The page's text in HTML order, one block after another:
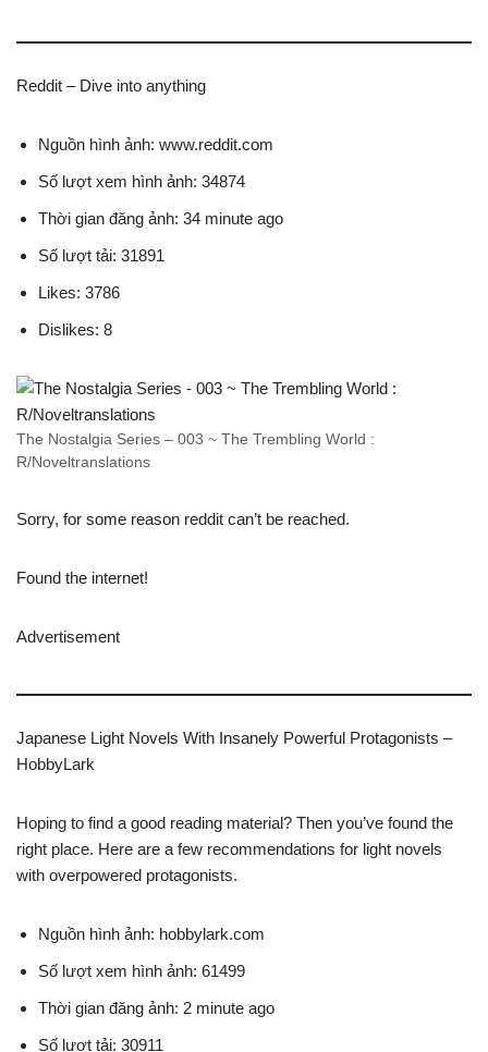
Reddit – Dive into anything
Nguồn hình ảnh: www.reddit.com
Số lượt xem hình ảnh: 34874
Thời gian đăng ảnh: 34 minute ago
Số lượt tải: 31891
Likes: 3786
Dislikes: 8
The Nostalgia Series – 003 ~ The Trembling World :
R/Noveltranslations
Sorry, for some reason reddit can’t be reached.
Found the internet!
Advertisement
Japanese Light Novels With Insanely Powerful Protagonists –
HobbyLark
Hoping to find a good reading material? Then you’ve found the
right place. Here are a few recommendations for light novels
with overpowered protagonists.
Nguồn hình ảnh: hobbylark.com
Số lượt xem hình ảnh: 61499
Thời gian đăng ảnh: 2 minute ago
Số lượt tải: 30911